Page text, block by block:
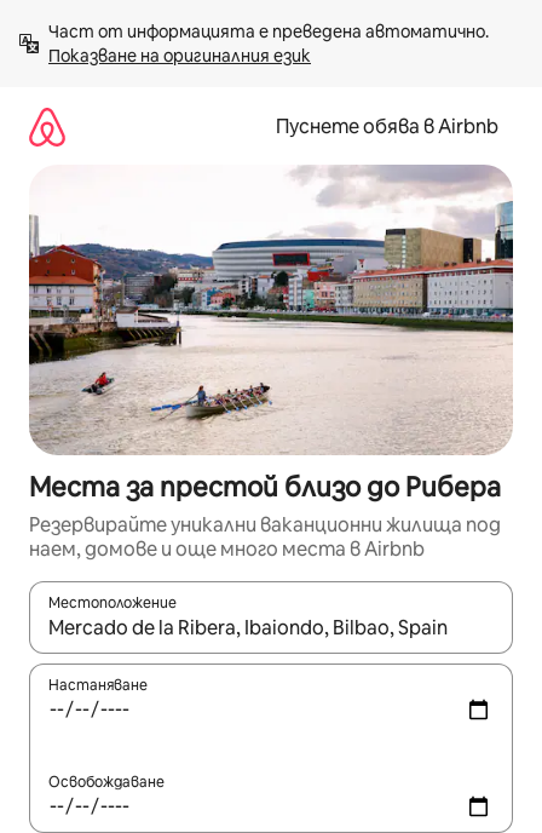
към
съдържанието
Показване на оригиналния език
Пуснете обява в Airbnb
Места за престой близо до Рибера
Резервирайте уникални ваканционни жилища под
наем, домове и още много места в Airbnb
Местоположение
Когато резултатите се покажат, използвайте
Настаняване
Освобождаване